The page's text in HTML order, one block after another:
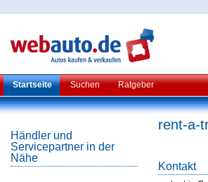
Startseite Suchen Ratgeber
Händler und
Servicepartner in der
Nähe
rent-a-
Kontakt